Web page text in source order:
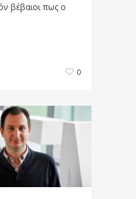
βέβαιοι πως ο
0